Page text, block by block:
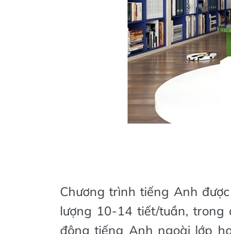
Chương trình tiếng Anh
lượng 10-14 tiết/tuần,
động tiếng Anh ngoài lớp